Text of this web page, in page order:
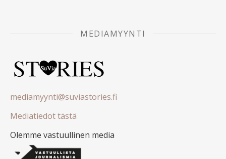
MEDIAMYYNTI
mediamyynti@suviastories.fi
Mediatiedot tästä
Olemme vastuullinen media